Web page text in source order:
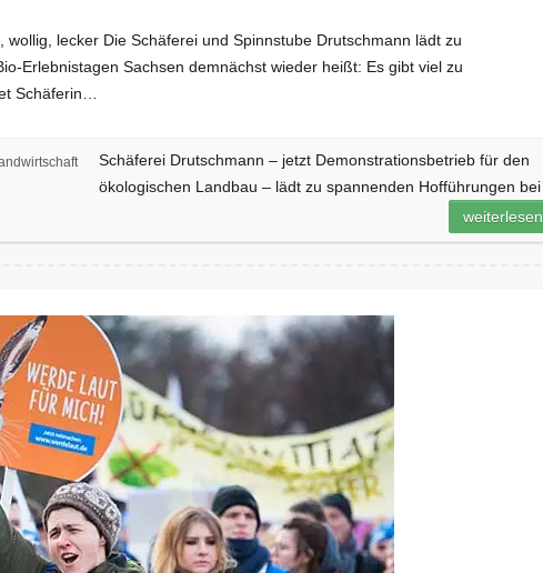
lecker Die Schäferei und Spinnstube Drutschmann lädt zu
Erlebnistagen Sachsen demnächst wieder heißt: Es gibt viel zu
Schäferin…
Schäferei Drutschmann – jetzt Demonstrationsbetrieb für den
ökologischen Landbau – lädt zu spannenden Hofführungen bei
weiterlesen